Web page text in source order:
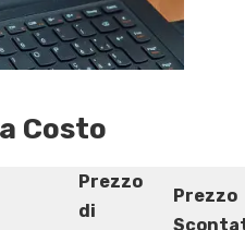
Costo
Prezzo
di
Prezzo